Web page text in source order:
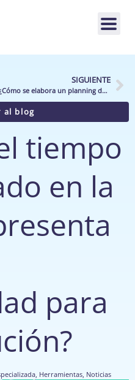
SIGUIENTE
¿Cómo se elabora un planning de actividad para los equipos de distribución especializada?
al blog
tiempo
en la
para
, Herramientas, Noticias